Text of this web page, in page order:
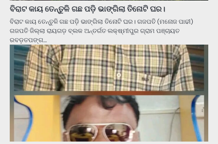
ବିରାଟ କାୟ ତେନ୍ତୁଳି ଗଛ ପଡ଼ି ଭାଙ୍ଗିଲା ତିନୋଟି ଘର।
ବିରାଟ କାୟ ତେନ୍ତୁଳି ଗଛ ପଡ଼ି ଭାଙ୍ଗିଲା ତିନୋଟି ଘର। ଗଜପତି (ମନୋଜ ପାଢୀ)
ଗଜପତି ଜିଲ୍ଲା ରାୟଗଡ଼ ବ୍ଲକ ଅନ୍ତର୍ଗତ ଲକ୍ଷ୍ମୀପୁର ଗ୍ରାମ ପଞ୍ଚାୟତ
ରବଡ଼ତପଙ୍ଗ…